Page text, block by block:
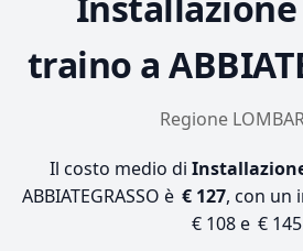
traino a
Regione
Il costo medio di
ABBIATEGRASSO è € 127, con un
€ 108 e €